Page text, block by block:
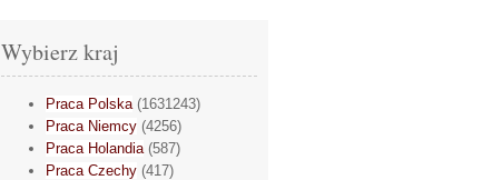
Wybierz kraj
Praca Polska(1631243)
Praca Niemcy (4256)
Praca Holandia(587)
Praca Czechy (417)